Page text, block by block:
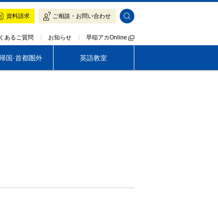
資料請求 ご相談・お問い合わせ
あるご質問 お知らせ 早稲アカOnline
国·首都圏外 英語教室